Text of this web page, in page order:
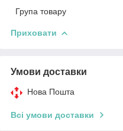
Група товару
Приховати
Умови доставки
Нова Пошта
Всі умови доставки